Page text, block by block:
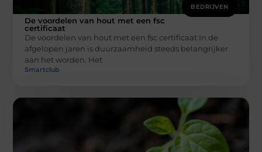
BEDRIJVEN
De voordelen van hout met een fsc
certificaat
De voordelen van hout met een fsc certificaat In de
afgelopen jaren is duurzaamheid steeds belangrijker
aan het worden. Het
Smartclub